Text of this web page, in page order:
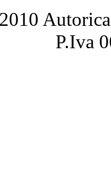
P.Iva